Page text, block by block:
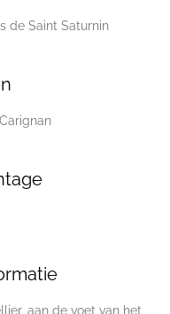
de Saint Saturnin
aan de voet van het